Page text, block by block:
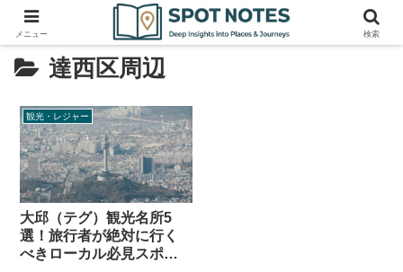
達西区周辺
観光・レジャー
大邱（テグ）観光名所5
選！旅行者が絶対に行く
べきローカル必見スポッ
メニュー 検索